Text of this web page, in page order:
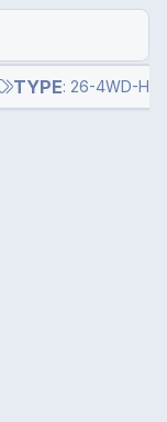
TYPE: 26-4WD-